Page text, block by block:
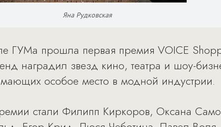
Яна Рудковская
ГУМа прошла первая премия VOICE
наградил звезд кино, театра и шоу-
особое место в модной индустрии.
стали Филипп Киркоров, Оксана